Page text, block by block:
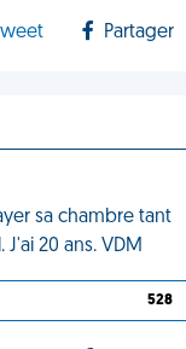
Tweet Partager
sa chambre tant
20 ans. VDM
528